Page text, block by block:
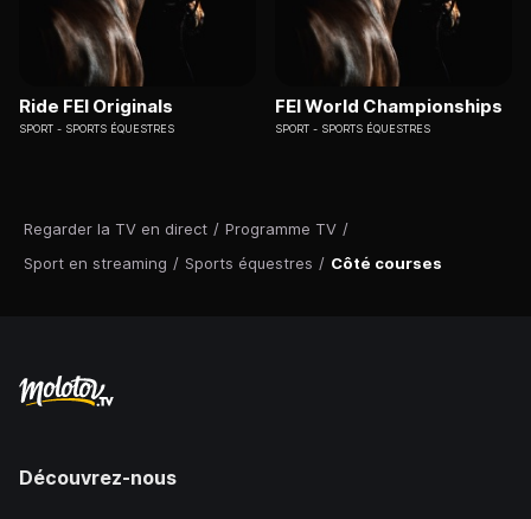
Regarder la TV en direct / Programme TV /
Sport en streaming / Sports équestres / Côté courses
Ride FEI Originals
SPORT SPORTS ÉQUESTRES
FEI World Championships
SPORT SPORTS ÉQUESTRES
Découvrez-nous